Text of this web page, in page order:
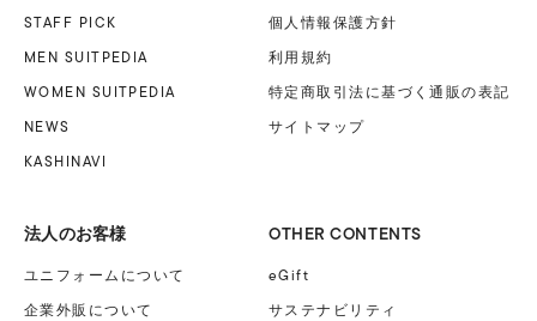
STAFF PICK
MEN SUITPEDIA
WOMEN SUITPEDIA
NEWS
KASHINAVI
個人情報保護方針
利用規約
特定商取引法に基づく通販の表記
サイトマップ
法人のお客様
ユニフォームについて
企業外販について
OTHER CONTENTS
eGift
サステナビリティ